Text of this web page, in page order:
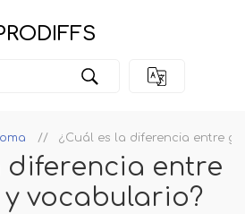
¿Cuál es la diferencia entre
diferencia entre
vocabulario?